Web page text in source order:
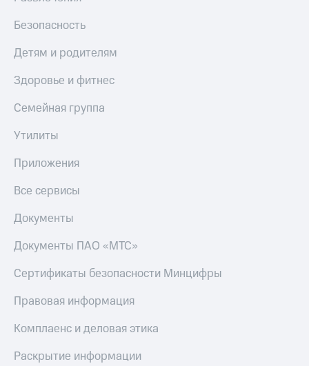
Безопасность
Детям и родителям
Здоровье и фитнес
Семейная группа
Утилиты
Приложения
Все сервисы
Документы
Документы ПАО «МТС»
Сертификаты безопасности Минцифры
Правовая информация
Комплаенс и деловая этика
Раскрытие информации